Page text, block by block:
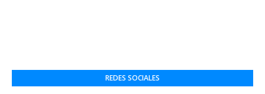
REDES SOCIALES